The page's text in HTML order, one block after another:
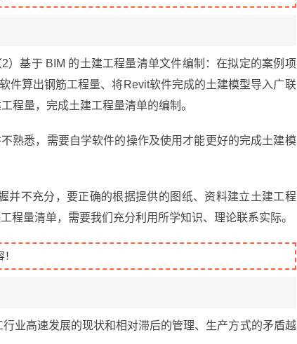
）基于 BIM 的土建工程量清单文件编制：在拟定的案例项
件算出钢筋工程量、将Revit软件完成的土建模型导入广联
程量，完成土建工程量清单的编制。
熟悉，需要自学软件的操作及使用才能更好的完成土建模
并不充分，要正确的根据提供的图纸、资料建立土建工程
程量清单，需要我们充分利用所学知识、理论联系实际。
业高速发展的现状和相对滞后的管理、生产方式的矛盾越